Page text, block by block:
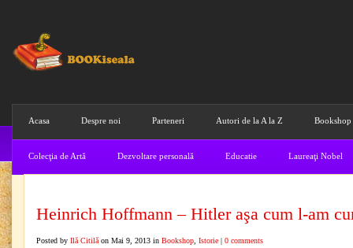
Acasa Despre noi Parteneri Autori de la A la Z Bookshop
Colecţia de Artă Dezvoltare personală Educatie Laureaţi Nobel
Heinrich Hoffmann – Hitler aşa cum l-am
Posted by Ilă Citilă on Mai 9, 2013 in Bookshop Istorie | 0 comments